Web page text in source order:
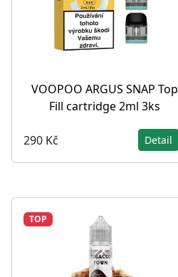
VOOPOO ARGUS SNAP Top
Fill cartridge 2ml 3ks
290 Kč Detail
TOP